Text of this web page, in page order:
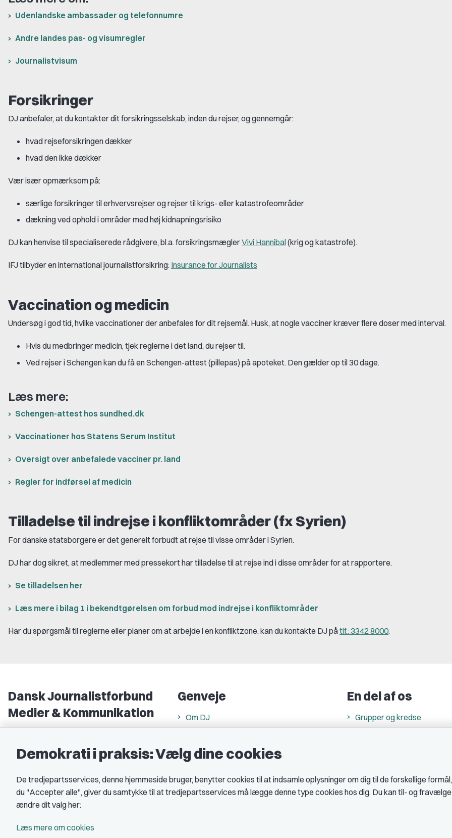
Udenlandske ambassader og telefonnumre
Andre landes pas- og visumregler
Journalistvisum
Forsikringer
DJ anbefaler, at du kontakter dit forsikringsselskab, inden du rejser, og gennemgår:
hvad rejseforsikringen dækker
hvad den ikke dækker
Vær især opmærksom på:
særlige forsikringer til erhvervsrejser og rejser til krigs- eller katastrofeområder
dækning ved ophold i områder med høj kidnapningsrisiko
DJ kan henvise til specialiserede rådgivere, bl.a. forsikringsmæglerVivi Hannibal(krig og katastrofe).
IFJ tilbyder en international journalistforsikring: Insurance for Journalists
Vaccination og medicin
Undersøg i god tid, hvilke vaccinationer der anbefales for dit rejsemål. Husk, at nogle vacciner kræver flere doser med interval.
Hvis du medbringer medicin, tjek reglerne i det land, du rejser til.
Ved rejser i Schengen kan du få en Schengen-attest (pillepas) på apoteket. Den gælder op til 30 dage.
Læs mere:
Schengen-attest hos sundhed.dk
Vaccinationer hos Statens Serum Institut
Oversigt over anbefalede vacciner pr. land
Regler for indførsel af medicin
Tilladelse til indrejse i konfliktområder (fx Syrien)
For danske statsborgere er det generelt forbudt at rejse til visse områder i Syrien.
DJ har dog sikret, at medlemmer med pressekort har tilladelse til at rejse ind i disse områder for at rapportere.
Se tilladelsen her
Læs mere i bilag 1 i bekendtgørelsen om forbud mod indrejse i konfliktområder
Har du spørgsmål til reglerne eller planer om at arbejde i en konfliktzone, kan du kontakte DJ påtlf.: 3342 8000.
Dansk Journalistforbund
Medier & Kommunikation
EAN nr.: 5790002490071
Kontakt DJ
Genveje
Om DJ
Find freelancer
Rettighedsmidler hos DJ
En del af os
Grupper og kredse
Demokrati i praksis: Vælg dine cookies
De tredjepartsservices, denne hjemmeside bruger, benytter cookies til at indsamle oplysninger om dig til de forskellige
du "Accepter alle", giver du samtykke til at tredjepartsservices må lægge denne type cookies hos dig. Du kan til- og
ændre dit valg her:
Læs mere om cookies